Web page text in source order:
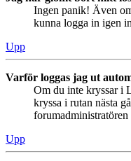
Ingen panik! Även
kunna logga in igen
Upp
Varför loggas jag ut
Om du inte kryssar i
kryssa i rutan nästa
Upp